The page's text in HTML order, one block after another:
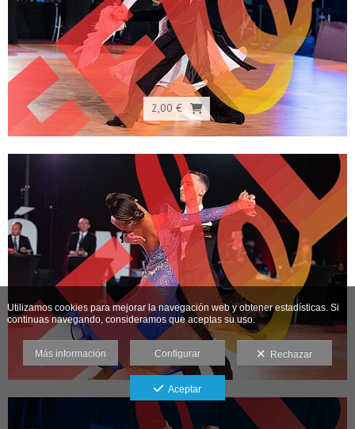
2,00 €
2,00 €
Utilizamos cookies para mejorar la navegación web y obtener estadísticas. Si
continuas navegando, consideramos que aceptas su uso.
Más información Configurar Rechazar
Aceptar